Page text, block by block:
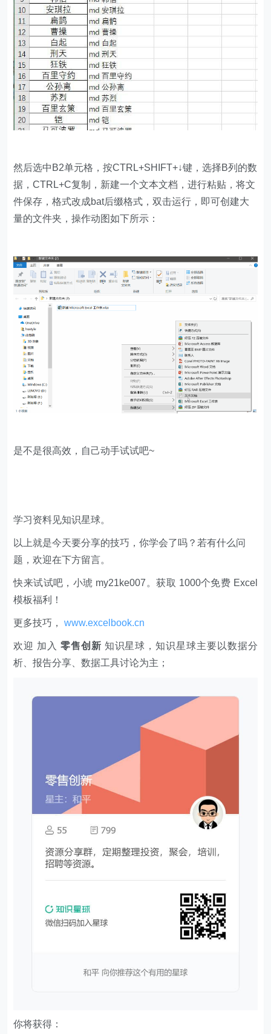
然后选中B2单元格，按CTRL+SHIFT+↓键，选择B列的数
据，CTRL+C复制，新建一个文本文档，进行粘贴，将文
件保存，格式改成bat后缀格式，双击运行，即可创建大
量的文件夹，操作动图如下所示：
是不是很高效，自己动手试试吧~
学习资料见知识星球。
以上就是今天要分享的技巧，你学会了吗？若有什么问
题，欢迎在下方留言。
快来试试吧，小琥 my21ke007。获取 1000个免费 Excel
模板福利​​​​！
更多技巧，www.excelbook.cn
欢迎 加入 零售创新 知识星球，知识星球主要以数据分
析、报告分享、数据工具讨论为主；
你将获得：